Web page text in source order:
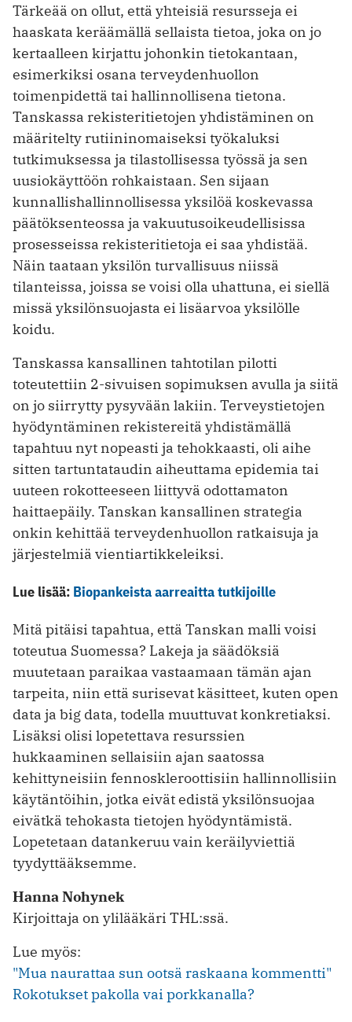
Tärkeää on ollut, että yhteisiä resursseja ei
haaskata keräämällä sellaista tietoa, joka on jo
kertaalleen kirjattu johonkin tietokantaan,
esimerkiksi osana terveydenhuollon
toimenpidettä tai hallinnollisena tietona.
Tanskassa rekisteri­tietojen yhdistäminen on
määritelty rutiininomaiseksi työkaluksi
tutkimuksessa ja tilas­tolli­sessa työssä ja sen
uusiokäyttöön rohkaistaan. Sen sijaan
kunnallishallinnollisessa yksilöä koskevassa
päätöksenteossa ja vakuutus­oikeudellisissa
prosesseissa rekisteritietoja ei saa yhdistää.
Näin taataan yksilön turvallisuus niissä
tilanteissa, joissa se voisi olla uhattuna, ei siellä
missä yksilönsuojasta ei lisäarvoa yksilölle
koidu.
Tanskassa kansallinen tahtotilan pilotti
toteutettiin 2-sivuisen sopimuksen avulla ja siitä
on jo siirrytty pysyvään lakiin. Terveystietojen
hyödyntäminen rekistereitä yhdistämällä
tapahtuu nyt nopeasti ja tehokkaasti, oli aihe
sitten tartuntataudin aiheuttama epidemia tai
uuteen rokotteeseen liittyvä odottamaton
haittaepäily. Tanskan kansallinen strategia
onkin kehittää terveydenhuollon ratkaisuja ja
järjestelmiä vientiartikkeleiksi.
Lue lisää: Biopankeista aarreaitta tutkijoille
Mitä pitäisi tapahtua, että Tanskan malli voisi
toteutua Suomessa? Lakeja ja säädöksiä
muutetaan paraikaa vastaamaan tämän ajan
tarpeita, niin että surisevat käsitteet, kuten open
data ja big data, todella muuttuvat konkretiaksi.
Lisäksi olisi lopetettava resurssien
hukkaaminen sellaisiin ajan saatossa
kehittyneisiin fennoskleroottisiin hallinnollisiin
käytäntöihin, jotka eivät edistä yksilönsuojaa
eivätkä tehokasta tietojen hyödyntämistä.
Lopetetaan datankeruu vain keräilyviettiä
tyydyttääksemme.
Hanna Nohynek
Kirjoittaja on ylilääkäri THL:ssä.
Lue myös:
"Mua naurattaa sun ootsä raskaana kommentti"
Rokotukset pakolla vai porkkanalla?